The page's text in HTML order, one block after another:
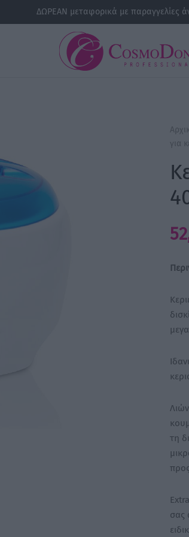
ΔΩΡΕΑΝ μεταφορικά με παραγγελίες
για
τη
σας